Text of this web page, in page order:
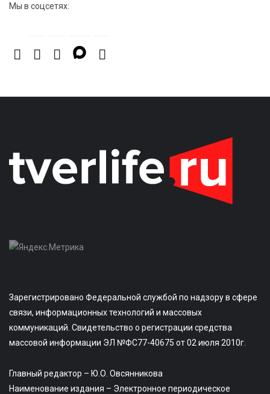
Мы в соцсетях:
Зарегистрировано Федеральной службой по надзору в сфере
связи, информационных технологий и массовых
коммуникаций. Свидетельство о регистрации средства
массовой информации ЭЛ №ФС77-40675 от 02 июля 2010г.
Главный редактор – Ю.О. Овсянникова
Наименование издания – Электронное периодическое